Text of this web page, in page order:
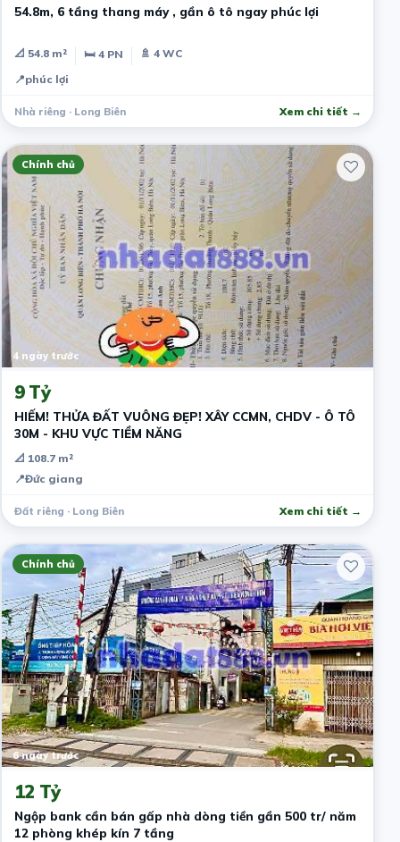
54.8m, 6 tầng thang máy , gần ô tô ngay phúc lợi
📐 54.8 m² 🛏 4 PN
🚿 4 WC
📍phúc lợi
Nhà riêng · Long Biên Xem chi tiết →
Chính chủ
4 ngày trước
9 Tỷ
HIẾM! THỬA ĐẤT VUÔNG ĐẸP! XÂY CCMN, CHDV - Ô TÔ
30M - KHU VỰC TIỀM NĂNG
📐 108.7 m²
📍Đức giang
Đất riêng · Long Biên Xem chi tiết →
Chính chủ
6 ngày trước
12 Tỷ
Ngộp bank cần bán gấp nhà dòng tiền gần 500 tr/ năm
12 phòng khép kín 7 tầng